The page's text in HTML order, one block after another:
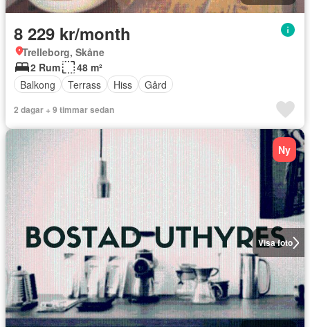
8 229 kr/month
Trelleborg, Skåne
2 Rum
48 m²
Balkong
Terrass Hiss Gård
2 dagar + 9 timmar sedan
Visa foto
Ny